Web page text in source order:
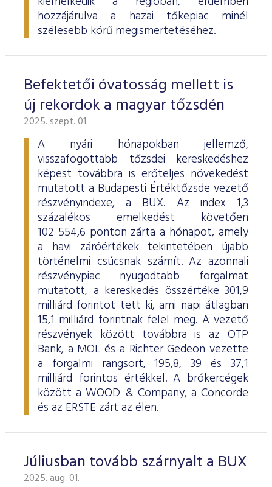
hozzájárulva a hazai tőkepiac minél
szélesebb körű megismertetéséhez.
Befektetői óvatosság mellett is
új rekordok a magyar tőzsdén
2025. szept. 01.
A nyári hónapokban jellemző,
visszafogottabb tőzsdei kereskedéshez
képest továbbra is erőteljes növekedést
mutatott a Budapesti Értéktőzsde vezető
részvényindexe, a BUX. Az index 1,3
százalékos emelkedést követően
102 554,6 ponton zárta a hónapot, amely
a havi záróértékek tekintetében újabb
történelmi csúcsnak számít. Az azonnali
részvénypiac nyugodtabb forgalmat
mutatott, a kereskedés összértéke 301,9
milliárd forintot tett ki, ami napi átlagban
15,1 milliárd forintnak felel meg. A vezető
részvények között továbbra is az OTP
Bank, a MOL és a Richter Gedeon vezette
a forgalmi rangsort, 195,8, 39 és 37,1
milliárd forintos értékkel. A brókercégek
között a WOOD & Company, a Concorde
és az ERSTE zárt az élen.
Júliusban tovább szárnyalt a BUX
2025. aug. 01.